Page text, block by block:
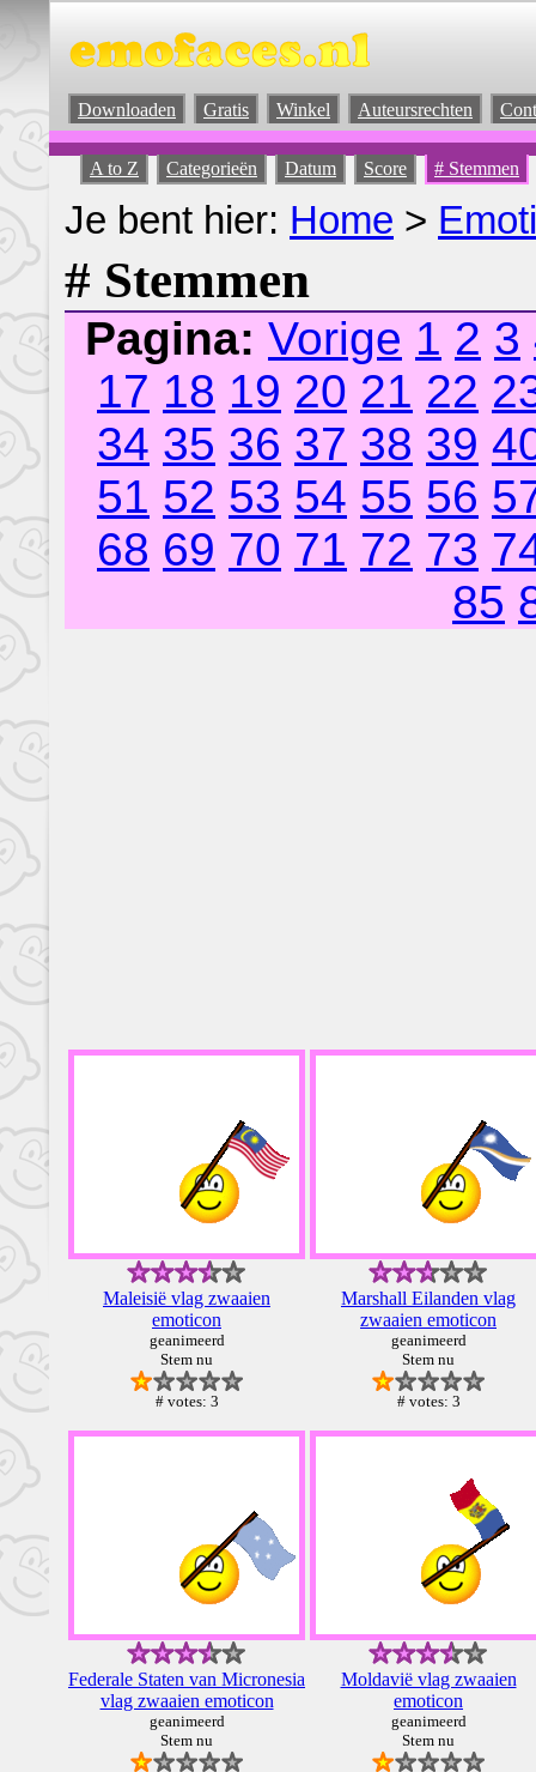
Downloaden Gratis Winkel Auteursrechten
A to Z Categorieën Datum Score # Stemmen
Je bent hier: Home >
# Stemmen
Pagina: Vorige 1 2 3
17 18 19 20 21 22
34 35 36 37 38 39
51 52 53 54 55 56
68 69 70 71 72 73
85
Maleisië vlag zwaaien
emoticon
geanimeerd
Stem nu
# votes: 3
Marshall Eilanden vlag
zwaaien emoticon
geanimeerd
Stem nu
# votes: 3
Federale Staten van Micronesia
vlag zwaaien emoticon
geanimeerd
Stem nu
Moldavië vlag zwaaien
emoticon
geanimeerd
Stem nu